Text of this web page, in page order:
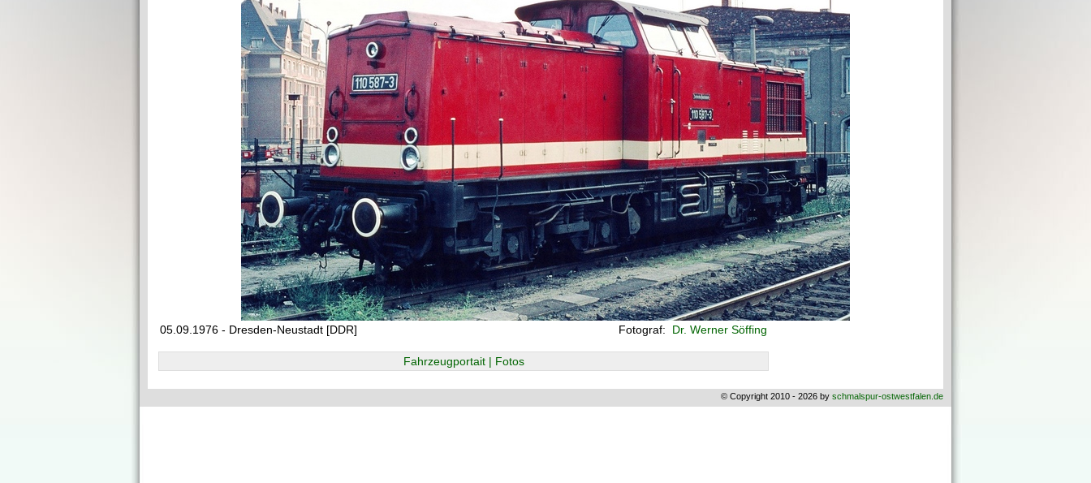
05.09.1976 - Dresden-Neustadt [DDR] Fotograf: Dr. Werner Söffing
Fahrzeugportait | Fotos
© Copyright 2010 - 2026 by schmalspur-ostwestfalen.de